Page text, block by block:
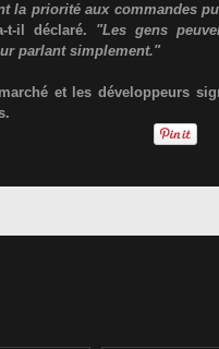
la priorité aux commandes
t-il déclaré. "Les gens
parlant simplement."
et les développeurs